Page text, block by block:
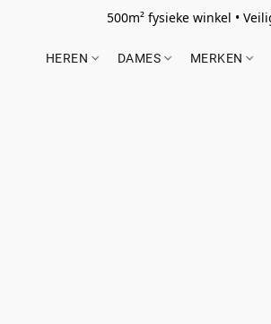
500m² fysieke winkel •
HEREN DAMES MERKEN